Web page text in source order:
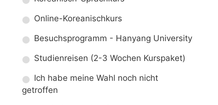
Online-Koreanischkurs
Besuchsprogramm - Hanyang University
Studienreisen (2-3 Wochen Kurspaket)
Ich habe meine Wahl noch nicht
getroffen